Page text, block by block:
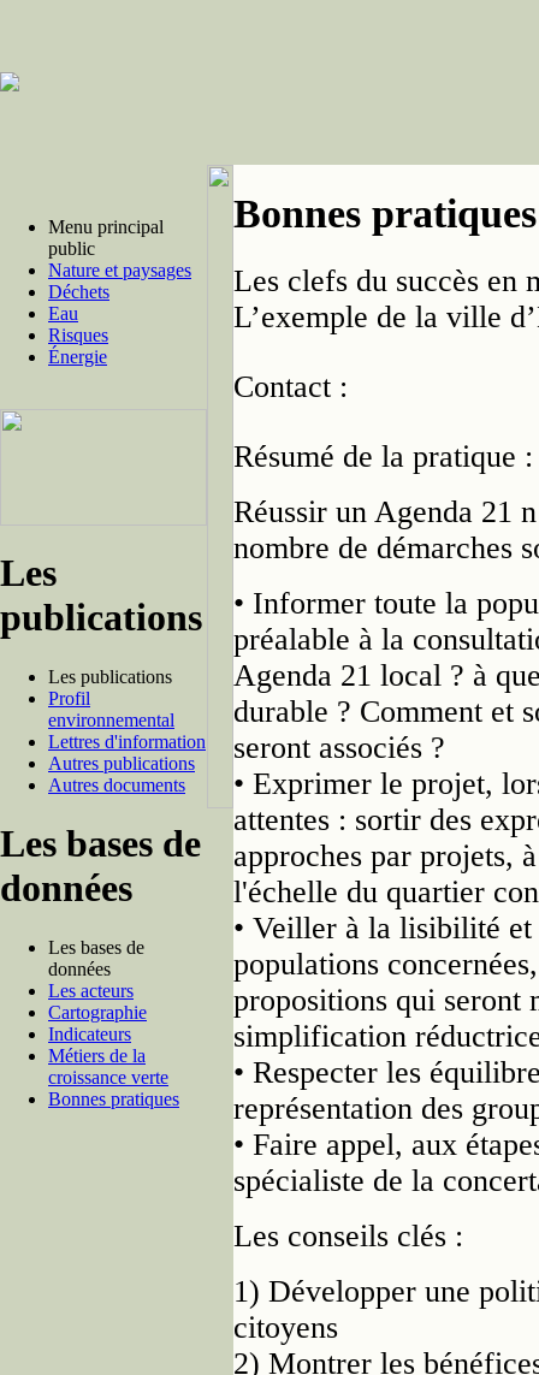
Menu principal
public
Nature et paysages
Déchets
Eau
Risques
Énergie
Les
publications
Les publications
Profil
environnemental
Lettres d'information
Autres publications
Autres documents
Les bases de
données
Les bases de
données
Les acteurs
Cartographie
Indicateurs
Métiers de la
croissance verte
Bonnes pratiques
Bonnes pratiques
Les clefs du succès en
L’exemple de la ville
Contact :
Résumé de la pratique :
Réussir un Agenda 21
nombre de démarches
• Informer toute la
préalable à la
Agenda 21 local ? à
durable ? Comment et
seront associés ?
• Exprimer le projet,
attentes : sortir des
approches par projets,
l'échelle du quartier
• Veiller à la lisibilité et
populations
propositions qui seront
simplification
• Respecter les
représentation des
• Faire appel, aux
spécialiste de la
Les conseils clés :
1) Développer une
citoyens
2) Montrer les